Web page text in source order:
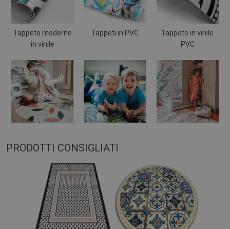
Tappeto moderno
in vinile
Tappeti in PVC
Tappeto in vinile
PVC
PRODOTTI CONSIGLIATI